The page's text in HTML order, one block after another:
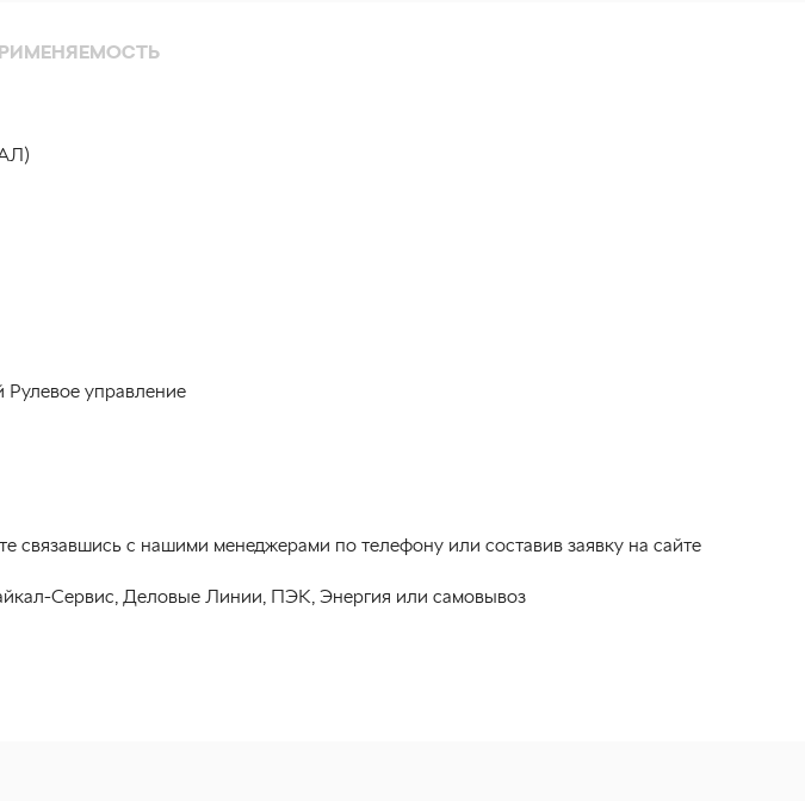
Рулевое управление
с нашими менеджерами по телефону или составив заявку на сайте
Сервис, Деловые Линии, ПЭК, Энергия или самовывоз